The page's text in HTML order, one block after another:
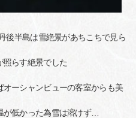
後半島は雪絶景があちこちで見ら
照らす絶景でした
ーシャンビューの客室からも美
低かった為雪は溶けず…